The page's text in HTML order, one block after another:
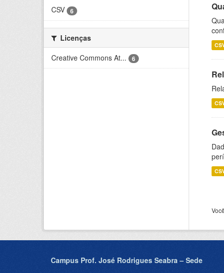
CSV
6
Licenças
Creative Commons At...
6
Campus Prof. José Rodrigues Seabra – Sede